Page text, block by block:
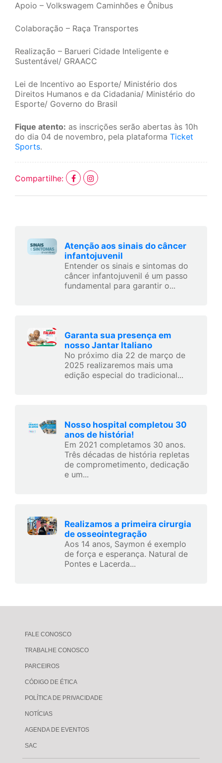
Apoio – Volkswagem Caminhões e Ônibus
Colaboração – Raça Transportes
Realização – Barueri Cidade Inteligente e
Sustentável/ GRAACC
Lei de Incentivo ao Esporte/ Ministério dos
Direitos Humanos e da Cidadania/ Ministério do
Esporte/ Governo do Brasil
Fique atento: as inscrições serão abertas às 10h
do dia 04 de novembro, pela plataforma Ticket
Sports.
Compartilhe:
Atenção aos sinais do câncer
infantojuvenil
Entender os sinais e sintomas do
câncer infantojuvenil é um passo
fundamental para garantir o...
Garanta sua presença em
nosso Jantar Italiano
No próximo dia 22 de março de
2025 realizaremos mais uma
edição especial do tradicional...
Nosso hospital completou 30
anos de história!
Em 2021 completamos 30 anos.
Três décadas de história repletas
de comprometimento, dedicação
e um...
Realizamos a primeira cirurgia
de osseointegração
Aos 14 anos, Saymon é exemplo
de força e esperança. Natural de
Pontes e Lacerda...
FALE CONOSCO
TRABALHE CONOSCO
PARCEIROS
CÓDIGO DE ÉTICA
POLÍTICA DE PRIVACIDADE
NOTÍCIAS
AGENDA DE EVENTOS
SAC